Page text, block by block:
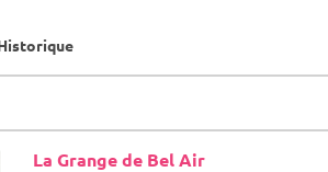
La Grange de Bel Air